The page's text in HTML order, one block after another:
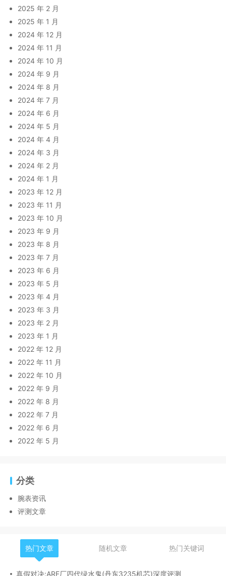
2025 年 2 月
2025 年 1 月
2024 年 12 月
2024 年 11 月
2024 年 10 月
2024 年 9 月
2024 年 8 月
2024 年 7 月
2024 年 6 月
2024 年 5 月
2024 年 4 月
2024 年 3 月
2024 年 2 月
2024 年 1 月
2023 年 12 月
2023 年 11 月
2023 年 10 月
2023 年 9 月
2023 年 8 月
2023 年 7 月
2023 年 6 月
2023 年 5 月
2023 年 4 月
2023 年 3 月
2023 年 2 月
2023 年 1 月
2022 年 12 月
2022 年 11 月
2022 年 10 月
2022 年 9 月
2022 年 8 月
2022 年 7 月
2022 年 6 月
2022 年 5 月
分类
腕表资讯
评测文章
热门文章 随机文章 热门关键词
真假对决:ARF厂四代绿水鬼(丹东3235机芯)深度评测